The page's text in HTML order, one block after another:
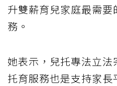
升雙薪育兒家庭最需
務。
她表示，兒托專法立法
托育服務也是支持家